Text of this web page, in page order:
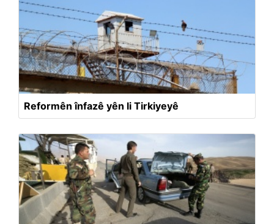
Reformên înfazê yên li Tirkiyeyê